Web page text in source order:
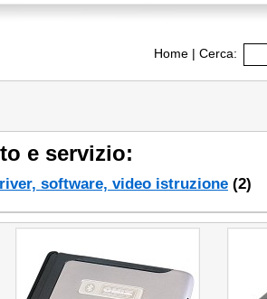
Home | Cerca:
e servizio:
software, video istruzione (2)